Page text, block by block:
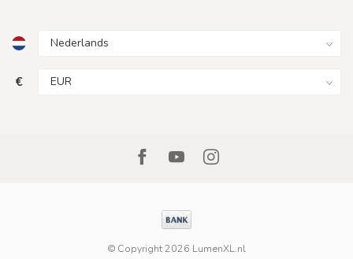
€
© Copyright 2026 LumenXL.nl